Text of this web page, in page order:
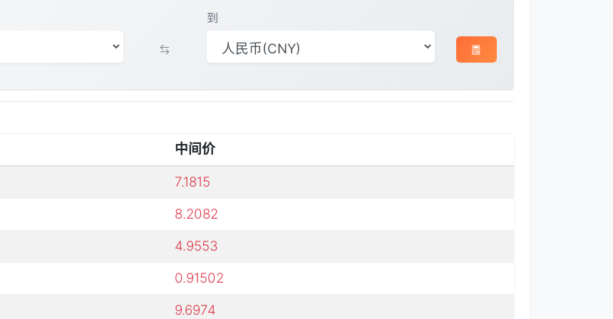
到
中间价
7.1815
8.2082
4.9553
0.91502
9.6974